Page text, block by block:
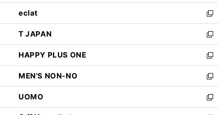
開
く
ウ
で
開
く
ン
ド
ウ
で
開
く
ウ
ィ
ン
ド
ウ
で
開
く
し
い
ウ
ィ
ン
ド
ウ
で
開
く
eclat
新
し
い
ウ
ィ
ン
ド
ウ
で
開
T JAPAN
新
し
い
ウ
ィ
ン
ド
ウ
HAPPY PLUS ONE
新
し
い
ウ
ィ
ン
MEN'S NON-NO
新
し
い
ウ
UOMO
新
し